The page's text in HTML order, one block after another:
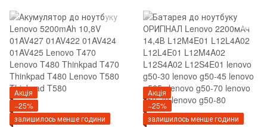
L15S4E01, lenovo 100 15ibd,
ideapad 100 15ibd, lenovo 100,
lenovo 110, lenovo 300, ideapad
100, ideapad 110, ideapad 300
Thinkpad T480 Lenovo T580
Thinkpad T580
Акція
−25%
залишилось менше години
Акція
−25%
залишилось менше години